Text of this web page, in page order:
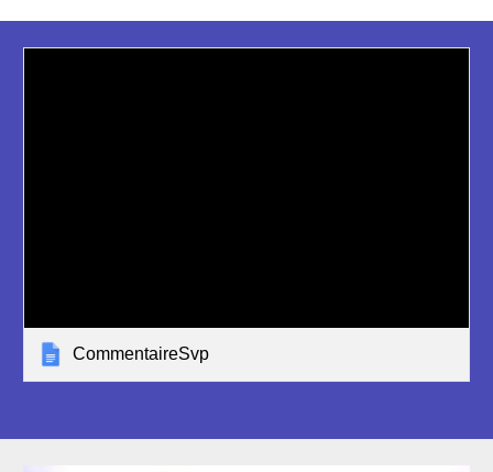
CommentaireSvp